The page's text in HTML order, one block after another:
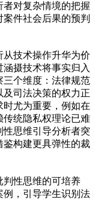
对复杂情境的把握
件社会后果的预判
技术操作升华为价
摄技术将事实归入
三个维度：法律规范
司法决策的权力正
尤为重要，例如在
传统隐私权理论已难
性思维引导分析者突
鉴构建更具弹性的裁
判性思维的可培养
例，引导学生识别法